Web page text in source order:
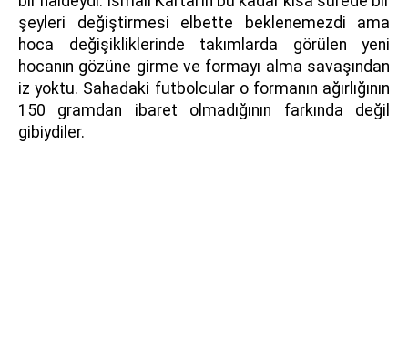
şeyleri değiştirmesi elbette beklenemezdi ama
hoca değişikliklerinde takımlarda görülen yeni
hocanın gözüne girme ve formayı alma savaşından
iz yoktu. Sahadaki futbolcular o formanın ağırlığının
150 gramdan ibaret olmadığının farkında değil
gibiydiler.